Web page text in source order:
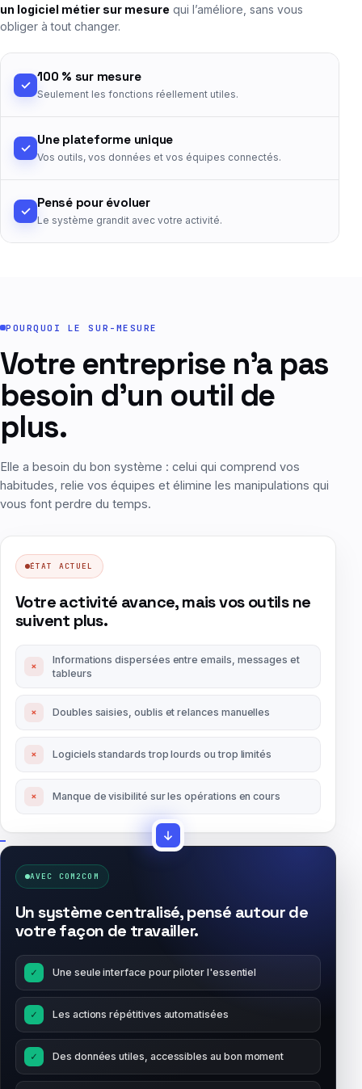
un logiciel métier sur mesure qui l’améliore, sans vous
obliger à tout changer.
✓
100 % sur mesure
Seulement les fonctions réellement utiles.
✓
Une plateforme unique
Vos outils, vos données et vos équipes connectés.
✓
Pensé pour évoluer
Le système grandit avec votre activité.
POURQUOI LE SUR-MESURE
Votre entreprise n'a pas
besoin d'un outil de
plus.
Elle a besoin du bon système : celui qui comprend vos
habitudes, relie vos équipes et élimine les manipulations qui
vous font perdre du temps.
ÉTAT ACTUEL
Votre activité avance, mais vos outils ne
suivent plus.
×
Informations dispersées entre emails, messages et
tableurs
× Doubles saisies, oublis et relances manuelles
× Logiciels standards trop lourds ou trop limités
× Manque de visibilité sur les opérations en cours
AVEC COM2COM
Un système centralisé, pensé autour de
votre façon de travailler.
✓ Une seule interface pour piloter l'essentiel
✓ Les actions répétitives automatisées
✓ Des données utiles, accessibles au bon moment